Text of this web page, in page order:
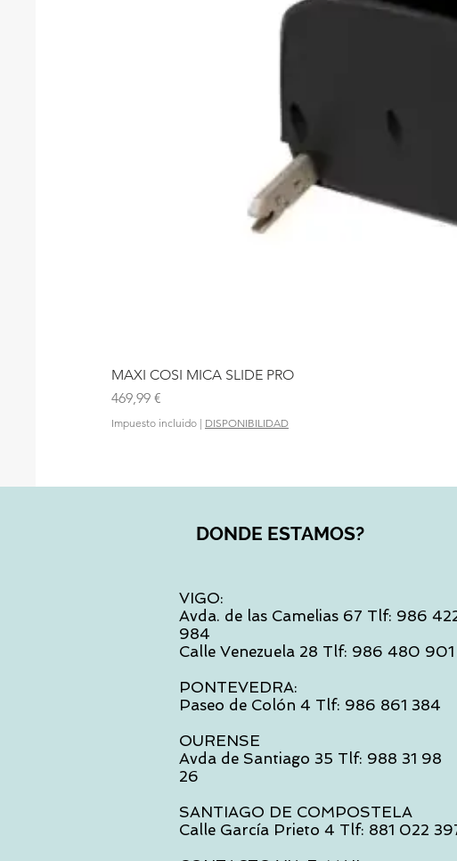
MAXI COSI MICA SLIDE PRO
Precio
469,99 €
Impuesto incluido | DISPONIBILIDAD
DONDE ESTAMOS?
VIGO:
Avda. de las Camelias 67 Tlf: 986
984
Calle Venezuela 28 Tlf: 986 480 901
PONTEVEDRA:
Paseo de Colón 4 Tlf: 986 861 384
OURENSE
Avda de Santiago 35 Tlf: 988 31 98
26
SANTIAGO DE COMPOSTELA
Calle García Prieto 4 Tlf: 881 022